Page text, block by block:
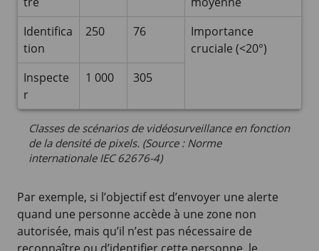
Classes de scénarios de vidéosurveillance en fonction
de la densité de pixels. (Source : Norme
internationale IEC 62676-4)
Identifica
tion
250 76
Importance
cruciale (<20°)
Inspecte
r
1 000 305
Par exemple, si l’objectif est d’envoyer une alerte
quand une personne accède à une zone non
autorisée, mais qu’il n’est pas nécessaire de